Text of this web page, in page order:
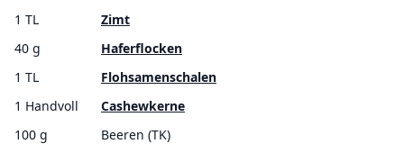
1 TL
Zimt
40 g
Haferflocken
1 TL
Flohsamenschalen
1 Handvoll
Cashewkerne
100 g
Beeren (TK)